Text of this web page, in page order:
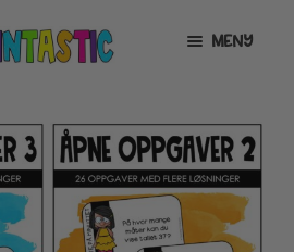
MENY
UNDERMENY
UTVID
UNDERMENY